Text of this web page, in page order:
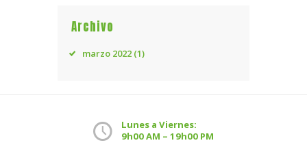
Archivo
marzo 2022(1)
Lunes a Viernes:
9h00 AM – 19h00 PM